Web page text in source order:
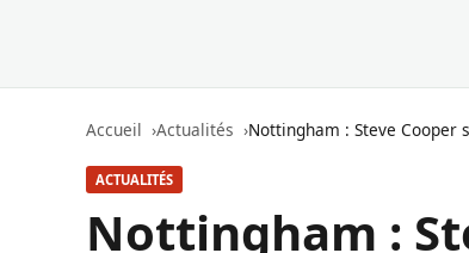
Accueil Actualités Nottingham : Steve Cooper
ACTUALITÉS
Nottingham :